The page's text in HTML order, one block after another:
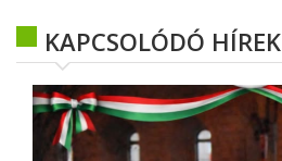
KAPCSOLÓDÓ HÍREK